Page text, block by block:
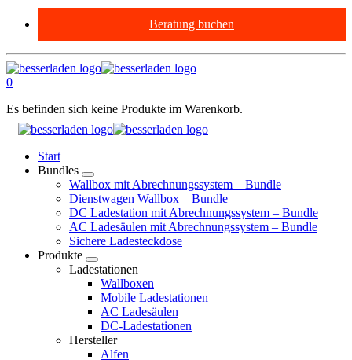
Beratung buchen
0
Es befinden sich keine Produkte im Warenkorb.
Start
Bundles
Wallbox mit Abrechnungssystem – Bundle
Dienstwagen Wallbox – Bundle
DC Ladestation mit Abrechnungssystem – Bundle
AC Ladesäulen mit Abrechnungssystem – Bundle
Sichere Ladesteckdose
Produkte
Ladestationen
Wallboxen
Mobile Ladestationen
AC Ladesäulen
DC-Ladestationen
Hersteller
Alfen